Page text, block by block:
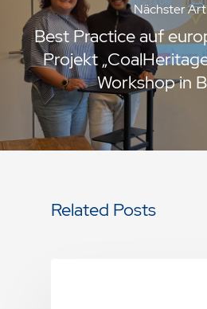
Nächster
Best Practice auf
Projekt
Workshop in
Related Posts